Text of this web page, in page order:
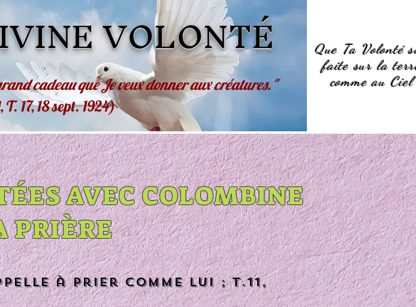
VOLONTÉ
cadeau que Je veux donner aux créatures."
T. 17, 18 sept. 1924)
Que Ta Volonté
faite sur la
comme au Ciel
AVEC COLOMBINE
PRIÈRE
à prier comme lui ; t.11,